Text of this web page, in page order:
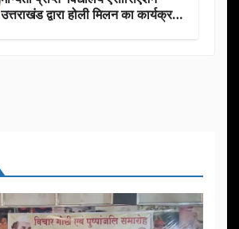
उत्तराखंड द्वारा होली मिलन का कार्यक्रम